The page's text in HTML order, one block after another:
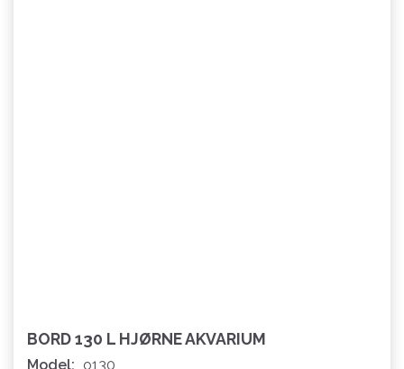
BORD 130 L HJØRNE AKVARIUM
Model: o130